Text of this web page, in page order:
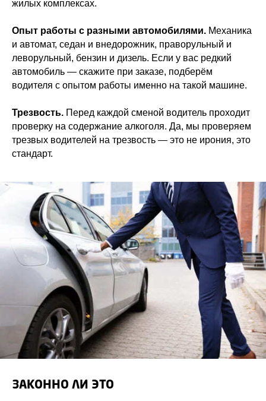
жилых комплексах.
Опыт работы с разными автомобилями. Механика
и автомат, седан и внедорожник, праворульный и
леворульный, бензин и дизель. Если у вас редкий
автомобиль — скажите при заказе, подберём
водителя с опытом работы именно на такой машине.
Трезвость. Перед каждой сменой водитель проходит
проверку на содержание алкоголя. Да, мы проверяем
трезвых водителей на трезвость — это не ирония, это
стандарт.
ЗАКОННО ЛИ ЭТО